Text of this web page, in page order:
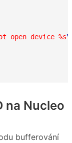
open device %s
na Nucleo
bufferování